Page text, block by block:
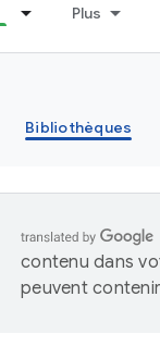
Plus
Bibliothèques
contenu dans
peuvent